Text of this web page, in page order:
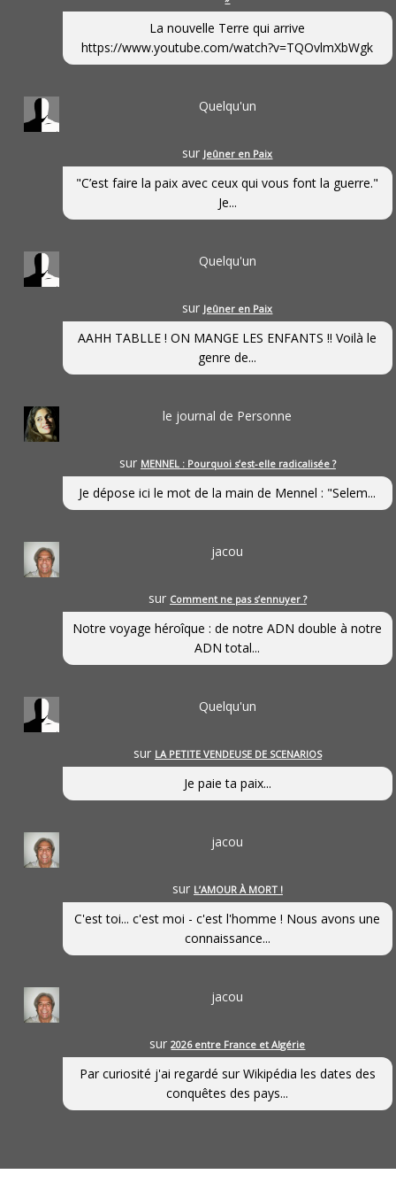
La nouvelle Terre qui arrive
https://www.youtube.com/watch?v=TQOvlmXbWgk
Quelqu'un
sur Jeûner en Paix
"C’est faire la paix avec ceux qui vous font la guerre."
Je...
Quelqu'un
sur Jeûner en Paix
AAHH TABLLE ! ON MANGE LES ENFANTS !! Voilà le
genre de...
le journal de Personne
sur MENNEL : Pourquoi s’est-elle radicalisée ?
Je dépose ici le mot de la main de Mennel : "Selem...
jacou
sur Comment ne pas s’ennuyer ?
Notre voyage héroîque : de notre ADN double à notre
ADN total...
Quelqu'un
sur LA PETITE VENDEUSE DE SCENARIOS
Je paie ta paix...
jacou
sur L’AMOUR À MORT !
C'est toi... c'est moi - c'est l'homme ! Nous avons une
connaissance...
jacou
sur2026 entre France et Algérie
Par curiosité j'ai regardé sur Wikipédia les dates des
conquêtes des pays...